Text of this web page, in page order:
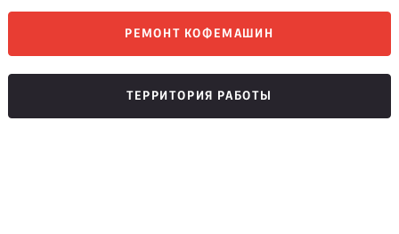
РЕМОНТ КОФЕМАШИН
ТЕРРИТОРИЯ РАБОТЫ